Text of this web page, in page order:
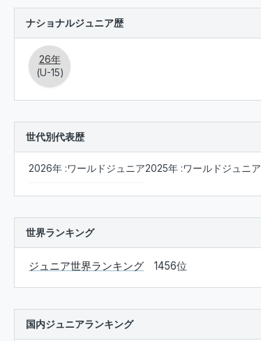
ナショナルジュニア歴
26年
(U-15)
世代別代表歴
2026年 :ワールドジュニア2025年 :ワールドジュニア
世界ランキング
ジュニア世界ランキング 1456位
国内ジュニアランキング